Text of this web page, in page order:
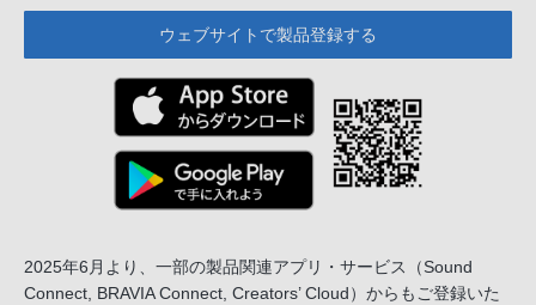
ウェブサイトで製品登録する
2025年6月より、一部の製品関連アプリ・サービス
（Sound
Connect, BRAVIA Connect, Creators’ Cloud）からもご登録いた